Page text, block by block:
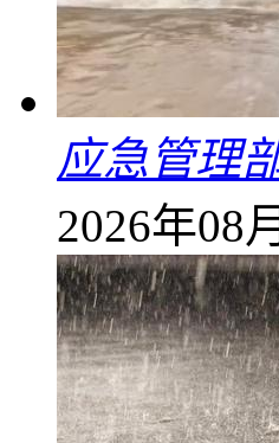
应急管理
2026年08